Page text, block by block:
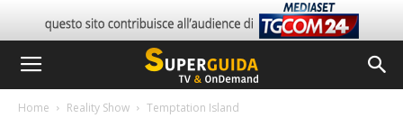
Home Reality Show Temptation Island